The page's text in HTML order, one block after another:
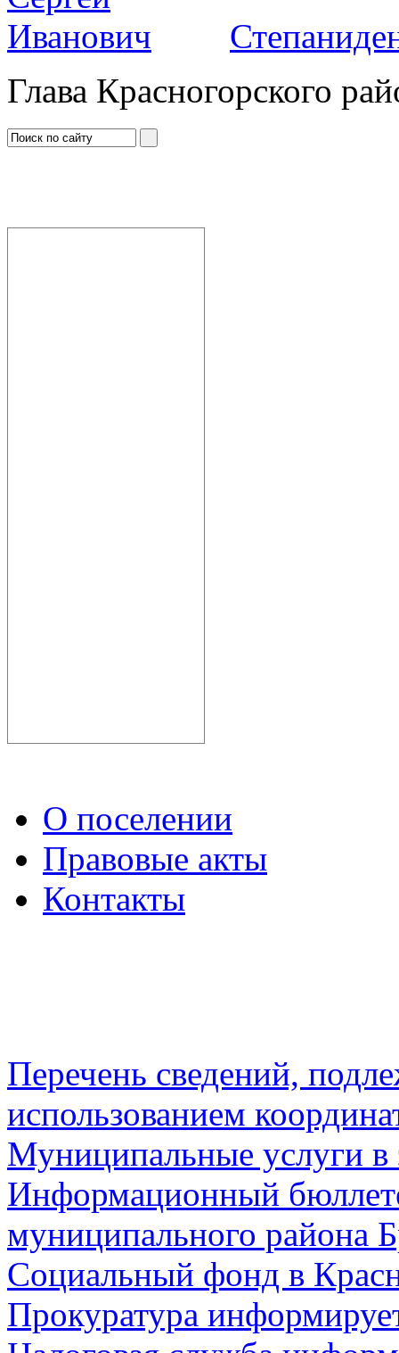
Глава Красногорского
О поселении
Правовые акты
Контакты
Перечень сведений,
использованием
Муниципальные услуги в
Информационный
муниципального района
Социальный фонд в
Прокуратура